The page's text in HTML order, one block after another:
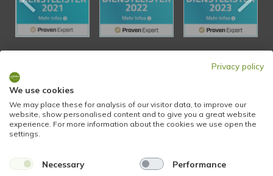
KONTAKT
STADTBLICK Immobilien
Glockengasse 2
65199 Wiesbaden
Tel.:
+49 611 9742 872
Privacy policy
We use cookies
We may place these for analysis of our visitor data, to improve our
website, show personalised content and to give you a great website
experience. For more information about the cookies we use open the
settings.
Necessary Performance